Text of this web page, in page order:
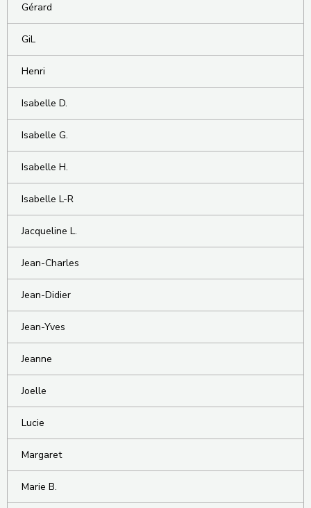
Gérard
GiL
Henri
Isabelle D.
Isabelle G.
Isabelle H.
Isabelle L-R
Jacqueline L.
Jean-Charles
Jean-Didier
Jean-Yves
Jeanne
Joelle
Lucie
Margaret
Marie B.